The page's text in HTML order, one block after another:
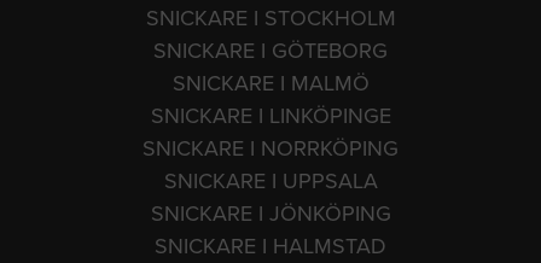
SNICKARE I STOCKHOLM
SNICKARE I GÖTEBORG
SNICKARE I MALMÖ
SNICKARE I LINKÖPINGE
SNICKARE I NORRKÖPING
SNICKARE I UPPSALA
SNICKARE I JÖNKÖPING
SNICKARE I HALMSTAD